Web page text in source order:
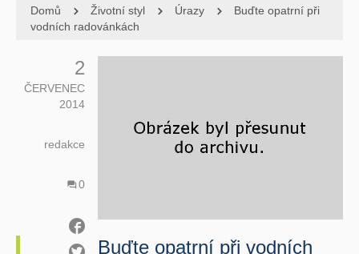
Domů Životní styl Úrazy
Buďte opatrní při
vodních radovánkách
2
ČERVENEC
2014
redakce
0
Buďte opatrní při vodních